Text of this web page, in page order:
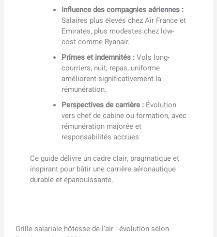
Influence des compagnies aériennes :
Salaires plus élevés chez Air France et
Emirates, plus modestes chez low-
cost comme Ryanair.
Primes et indemnités :Vols long-
courriers, nuit, repas, uniforme
améliorent significativement la
rémunération.
Perspectives de carrière : Évolution
vers chef de cabine ou formation, avec
rémunération majorée et
responsabilités accrues.
Ce guide délivre un cadre clair, pragmatique et
inspirant pour bâtir une carrière aéronautique
durable et épanouissante.
Grille salariale hôtesse de l’air : évolution selon